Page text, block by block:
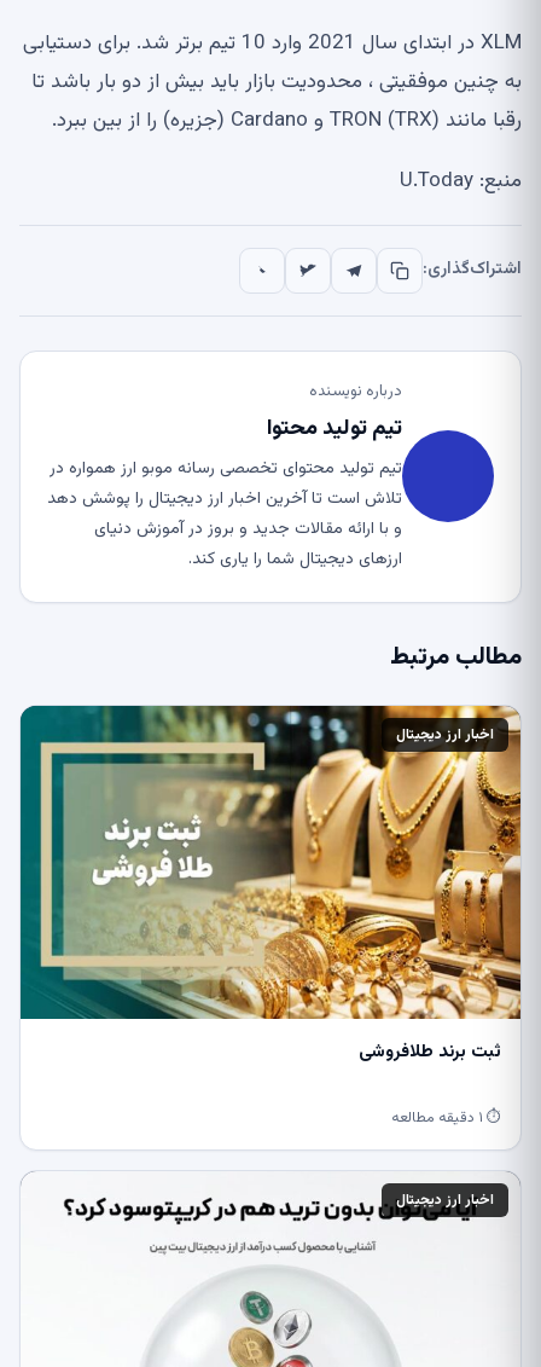
XLM در ابتدای سال 2021 وارد 10 تیم برتر شد. برای دستیابی
به چنین موفقیتی ، محدودیت بازار باید بیش از دو بار باشد تا
رقبا مانند TRON (TRX) و Cardano (جزیره) را از بین ببرد.
منبع: U.Today
اشتراک‌گذاری:
درباره نویسنده
تیم تولید محتوا
تیم تولید محتوای تخصصی رسانه موبو ارز همواره در
تلاش است تا آخرین اخبار ارز دیجیتال را پوشش دهد
و با ارائه مقالات جدید و بروز در آموزش دنیای
ارزهای دیجیتال شما را یاری کند.
مطالب مرتبط
اخبار ارز دیجیتال
ثبت برند طلافروشی
⏱ ۱ دقیقه مطالعه
اخبار ارز دیجیتال